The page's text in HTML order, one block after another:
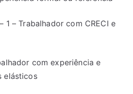
– Trabalhador com CRECI e
com experiência e
elásticos